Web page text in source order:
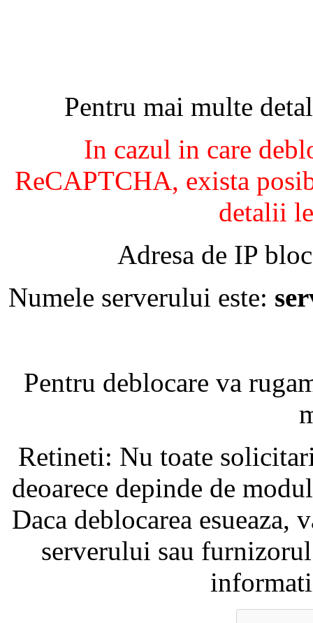
Pentru mai multe
In cazul in care
ReCAPTCHA, exista
detalii
Adresa de IP
Numele serverului este:
Pentru deblocare va
Retineti: Nu toate
deoarece depinde de
Daca deblocarea
serverului sau